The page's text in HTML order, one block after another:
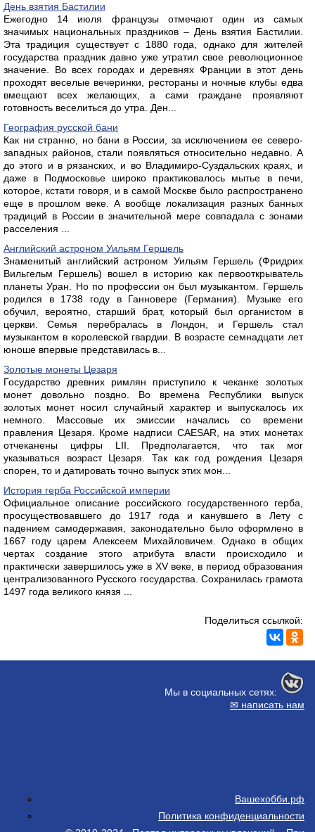
День взятия Бастилии
Ежегодно 14 июля французы отмечают один из самых
значимых национальных праздников – День взятия Бастилии.
Эта традиция существует с 1880 года, однако для жителей
государства праздник давно уже утратил свое революционное
значение. Во всех городах и деревнях Франции в этот день
проходят веселые вечеринки, рестораны и ночные клубы едва
вмещают всех желающих, а сами граждане проявляют
готовность веселиться до утра. Ден...
География русской бани
Как ни странно, но бани в России, за исключением ее северо-
западных районов, стали появляться относительно недавно. А
до этого и в рязанских, и во Владимиро-Суздальских краях, и
даже в Подмосковье широко практиковалось мытье в печи,
которое, кстати говоря, и в самой Москве было распространено
еще в прошлом веке. А вообще локализация разных банных
традиций в России в значительной мере совпадала с зонами
расселения ...
Английский астроном Уильям Гершель
Знаменитый английский астроном Уильям Гершель (Фридрих
Вильгельм Гершель) вошел в историю как первооткрыватель
планеты Уран. Но по профессии он был музыкантом. Гершель
родился в 1738 году в Ганновере (Германия). Музыке его
обучил, вероятно, старший брат, который был органистом в
церкви. Семья перебралась в Лондон, и Гершель стал
музыкантом в королевской гвардии. В возрасте семнадцати лет
юноше впервые представилась в...
Золотые монеты Цезаря
Государство древних римлян приступило к чеканке золотых
монет довольно поздно. Во времена Республики выпуск
золотых монет носил случайный характер и выпускалось их
немного. Массовые их эмиссии начались со времени
правления Цезаря. Кроме надписи CAESAR, на этих монетах
отчеканены цифры LII. Предполагается, что так мог
указываться возраст Цезаря. Так как год рождения Цезаря
спорен, то и датировать точно выпуск этих мон...
История герба Российской империи
Официальное описание российского государственного герба,
просуществовавшего до 1917 года и канувшего в Лету с
падением самодержавия, законодательно было оформлено в
1667 году царем Алексеем Михайловичем. Однако в общих
чертах создание этого атрибута власти происходило и
практически завершилось уже в XV веке, в период образования
централизованного Русского государства. Сохранилась грамота
1497 года великого князя ...
Поделиться ссылкой:
Мы в социальных сетях:
✉ написать нам
Вашехобби.рф
Политика конфиденциальности